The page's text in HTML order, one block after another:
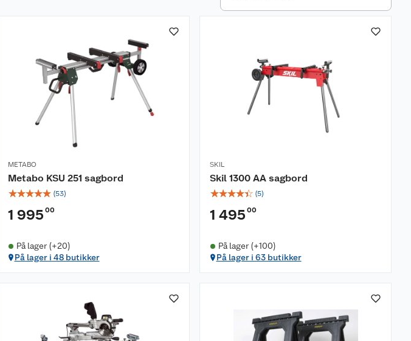
METABO
Metabo KSU 251 sagbord
☆☆☆☆☆ (53)
1 995 00
På lager (+20)
På lager i 48 butikker
SKIL
Skil 1300 AA sagbord
☆☆☆☆☆ (5)
1 495 00
På lager (+100)
På lager i 63 butikker